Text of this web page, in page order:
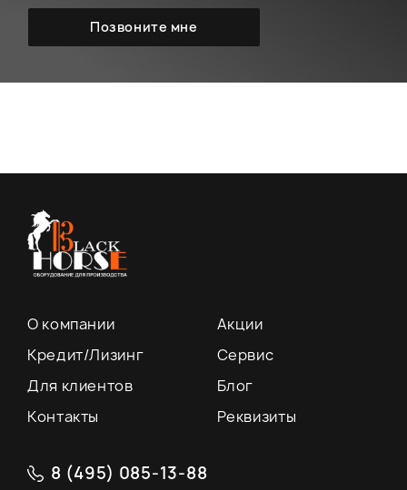
О компании
Акции
Кредит/Лизинг
Сервис
Для клиентов
Блог
Контакты
Реквизиты
8 (495) 085-13-88